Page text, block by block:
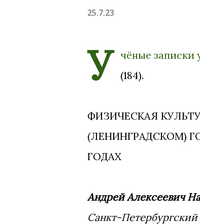
25.7.23
У чёные записки
(184).
ФИЗИЧЕСКАЯ
(ЛЕНИНГРАДСКОМ)
ГОДАХ
Андрей Алексеевич
Санкт-